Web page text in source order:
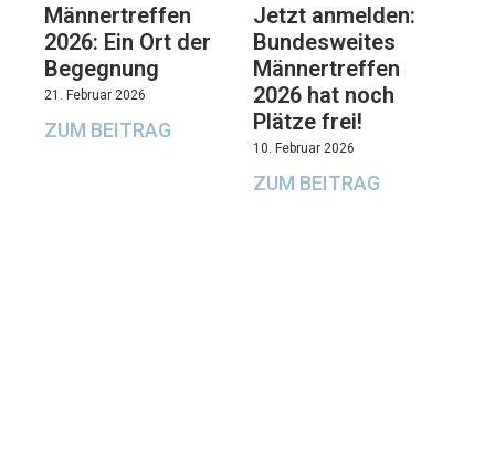
Männertreffen
2026: Ein Ort der
Begegnung
21. Februar 2026
ZUM BEITRAG
Jetzt anmelden:
Bundesweites
Männertreffen
2026 hat noch
Plätze frei!
10. Februar 2026
ZUM BEITRAG